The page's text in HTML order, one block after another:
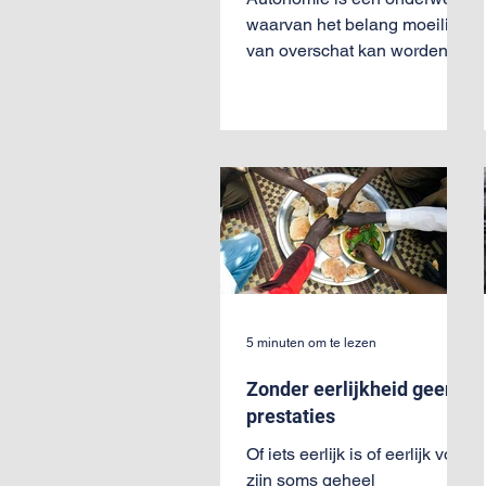
waarvan het belang moeilijk
van overschat kan worden.
ervaren blijkt...
Zonder eerlijkheid geen
prestaties
Of iets eerlijk is of eerlijk voelt
zijn soms geheel
5 minuten om te lezen